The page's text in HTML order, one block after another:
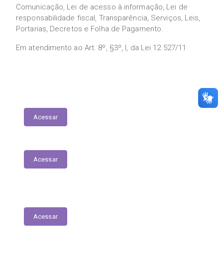
Comunicação, Lei de acesso à informação, Lei de
responsabilidade fiscal, Transparência, Serviços, Leis,
Portarias, Decretos e Folha de Pagamento.
Em atendimento ao Art. 8º, §3º, I, da Lei 12.527/11
Acessar
Acessar
Acessar